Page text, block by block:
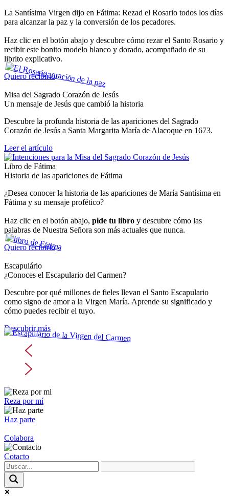
La Santísima Virgen dijo en Fátima: Rezad el Rosario todos los días
para alcanzar la paz y la conversión de los pecadores.
Haz clic en el botón abajo y descubre cómo rezar el Santo Rosario y
recibir este bonito modelo blanco y dorado, acompañado de su
librito explicativo.
Quiero recibirlo
Misa del Sagrado Corazón de Jesús
Un mensaje de Jesús que cambió la historia
Descubre la profunda historia de las apariciones del Sagrado
Corazón de Jesús a Santa Margarita María de Alacoque en 1673.
Leer el artículo
Libro de Fátima
Historia de las apariciones de Fátima
¿Desea conocer la historia de las apariciones de María Santísima en
Fátima y su mensaje profético?
Haz clic en el botón abajo, pide tu libro y descubre cómo las
palabras de Nuestra Señora son más actuales que nunca.
Quiero recibirlo
Escapulário
¿Conoces el Escapulario del Carmen?
Descubre por qué millones de fieles llevan el Santo Escapulario
como signo de amor a la Virgen María. Aprende su significado y
cómo puedes recibir el tuyo.
Descubrir más
Reza por mí
Haz parte
Colabora
Cotacto